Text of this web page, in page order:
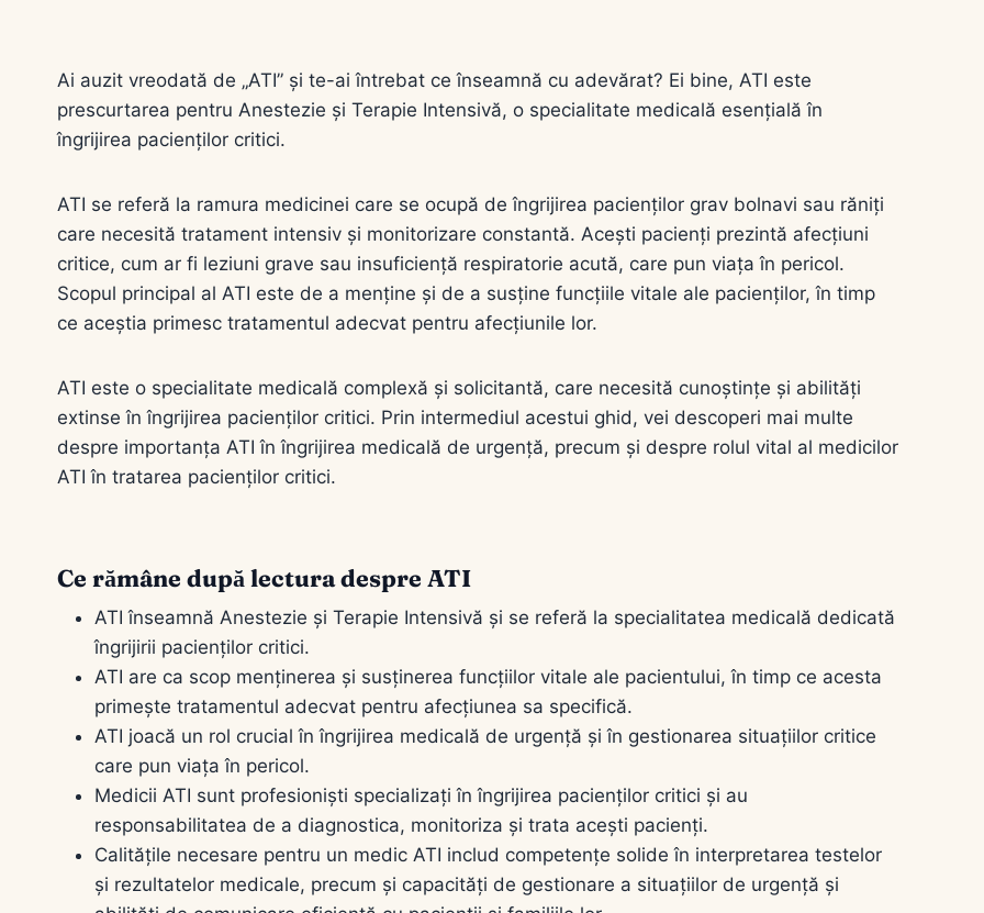
Ai auzit vreodată de „ATI” și te-ai întrebat ce înseamnă cu adevărat? Ei bine, ATI este
prescurtarea pentru Anestezie și Terapie Intensivă, o specialitate medicală esențială în
îngrijirea pacienților critici.
ATI se referă la ramura medicinei care se ocupă de îngrijirea pacienților grav bolnavi sau răniți
care necesită tratament intensiv și monitorizare constantă. Acești pacienți prezintă afecțiuni
critice, cum ar fi leziuni grave sau insuficiență respiratorie acută, care pun viața în pericol.
Scopul principal al ATI este de a menține și de a susține funcțiile vitale ale pacienților, în timp
ce aceștia primesc tratamentul adecvat pentru afecțiunile lor.
ATI este o specialitate medicală complexă și solicitantă, care necesită cunoștințe și abilități
extinse în îngrijirea pacienților critici. Prin intermediul acestui ghid, vei descoperi mai multe
despre importanța ATI în îngrijirea medicală de urgență, precum și despre rolul vital al medicilor
ATI în tratarea pacienților critici.
Ce rămâne după lectura despre ATI
ATI înseamnă Anestezie și Terapie Intensivă și se referă la specialitatea medicală dedicată
îngrijirii pacienților critici.
ATI are ca scop menținerea și susținerea funcțiilor vitale ale pacientului, în timp ce acesta
primește tratamentul adecvat pentru afecțiunea sa specifică.
ATI joacă un rol crucial în îngrijirea medicală de urgență și în gestionarea situațiilor critice
care pun viața în pericol.
Medicii ATI sunt profesioniști specializați în îngrijirea pacienților critici și au
responsabilitatea de a diagnostica, monitoriza și trata acești pacienți.
Calitățile necesare pentru un medic ATI includ competențe solide în interpretarea testelor
și rezultatelor medicale, precum și capacități de gestionare a situațiilor de urgență și